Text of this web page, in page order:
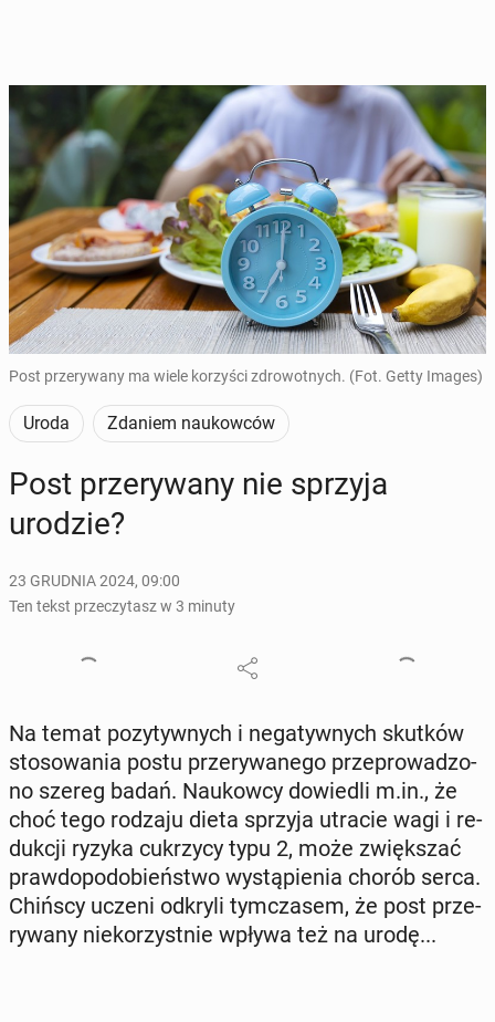
Post przerywany ma wiele korzyści zdrowotnych. (Fot. Getty Images)
Uroda Zdaniem naukowców
Post prze­ry­wa­ny nie sprzyja
urodzie?
23 GRUDNIA 2024, 09:00
Ten tekst przeczytasz w 3 minuty
Na temat po­zy­tyw­nych i ne­ga­tyw­nych skutków
sto­so­wa­nia postu prze­ry­wa­ne­go prze­pro­wa­dzo­
no szereg badań. Na­ukow­cy do­wie­dli m.in., że
choć tego rodzaju dieta sprzyja utracie wagi i re­
duk­cji ryzyka cu­krzy­cy typu 2, może zwięk­szać
praw­do­po­do­bień­stwo wy­stą­pie­nia chorób serca.
Chińscy uczeni odkryli tym­cza­sem, że post prze­
ry­wa­ny nie­ko­rzyst­nie wpływa też na urodę...